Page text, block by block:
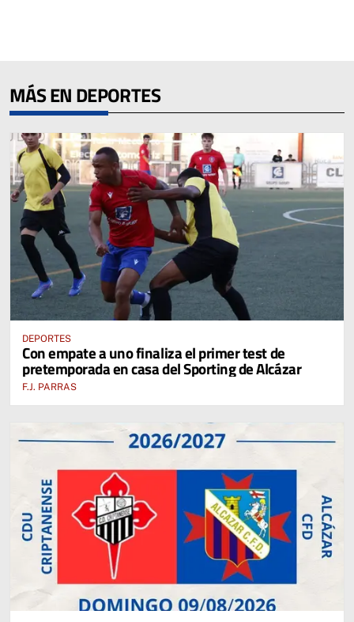
MÁS EN DEPORTES
DEPORTES
Con empate a uno finaliza el primer test de
pretemporada en casa del Sporting de Alcázar
F.J. PARRAS